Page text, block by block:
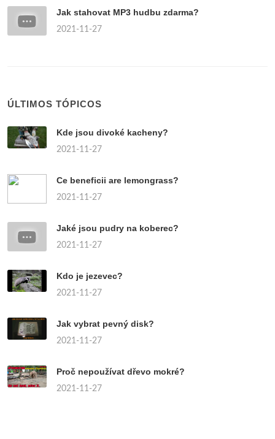
Jak stahovat MP3 hudbu zdarma?
2021-11-27
ÚLTIMOS TÓPICOS
Kde jsou divoké kacheny?
2021-11-27
Ce beneficii are lemongrass?
2021-11-27
Jaké jsou pudry na koberec?
2021-11-27
Kdo je jezevec?
2021-11-27
Jak vybrat pevný disk?
2021-11-27
Proč nepoužívat dřevo mokré?
2021-11-27